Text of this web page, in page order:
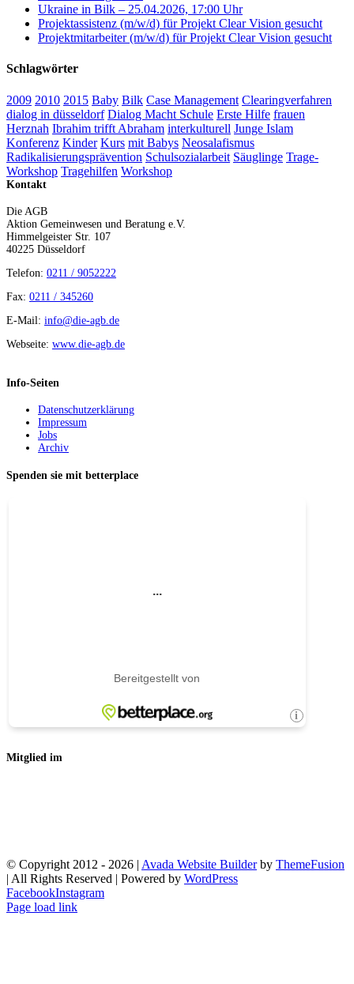
Ukraine in Bilk – 25.04.2026, 17:00 Uhr
Projektassistenz (m/w/d) für Projekt Clear Vision gesucht
Projektmitarbeiter (m/w/d) für Projekt Clear Vision gesucht
Schlagwörter
2009 2010 2015 Baby Bilk Case Management Clearingverfahren
dialog in düsseldorf Dialog Macht Schule Erste Hilfe frauen
Herznah Ibrahim trifft Abraham interkulturell Junge Islam
Konferenz Kinder Kurs mit Babys Neosalafismus
Radikalisierungsprävention Schulsozialarbeit Säuglinge Trage-
Workshop Tragehilfen Workshop
Kontakt
Die AGB
Aktion Gemeinwesen und Beratung e.V.
Himmelgeister Str. 107
40225 Düsseldorf
Telefon: 0211 / 9052222
Fax: 0211 / 345260
E-Mail: info@die-agb.de
Webseite: www.die-agb.de
Info-Seiten
Datenschutzerklärung
Impressum
Jobs
Archiv
Spenden sie mit betterplace
Mitglied im
© Copyright 2012 - 2026 | Avada Website Builderby ThemeFusion
| All Rights Reserved | Powered by WordPress
FacebookInstagram
Page load link